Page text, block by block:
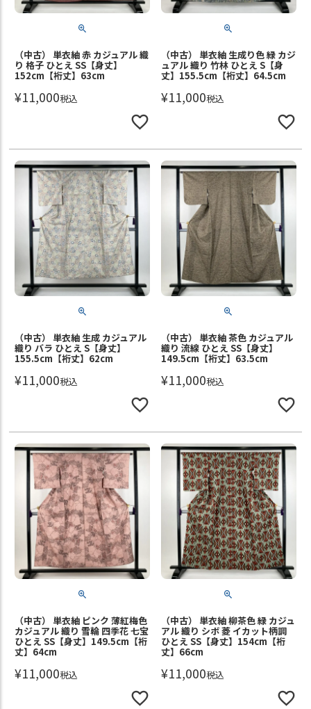
（中古） 単衣紬 赤 カジュアル 織
り 格子 ひとえ SS【身丈】
152cm【裄丈】63cm
¥11,000税込
（中古） 単衣紬 生成り色 緑 カジ
ュアル 織り 竹林 ひとえ S【身
丈】155.5cm【裄丈】64.5cm
¥11,000税込
（中古） 単衣紬 生成 カジュアル
織り バラ ひとえ S【身丈】
155.5cm【裄丈】62cm
¥11,000税込
（中古） 単衣紬 茶色 カジュアル
織り 流線 ひとえ SS【身丈】
149.5cm【裄丈】63.5cm
¥11,000税込
（中古） 単衣紬 ピンク 薄紅梅色
カジュアル 織り 雪輪 四季花 七宝
ひとえ SS【身丈】149.5cm【裄
丈】64cm
¥11,000税込
（中古） 単衣紬 柳茶色 緑 カジュ
アル 織り シボ 菱 イカット柄調
ひとえ SS【身丈】154cm【裄
丈】66cm
¥11,000税込